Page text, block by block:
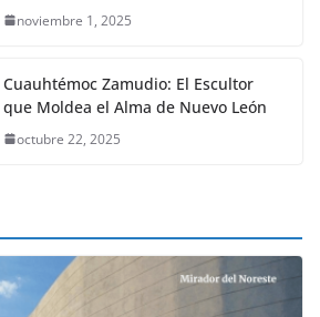
noviembre 1, 2025
Cuauhtémoc Zamudio: El Escultor
que Moldea el Alma de Nuevo León
octubre 22, 2025